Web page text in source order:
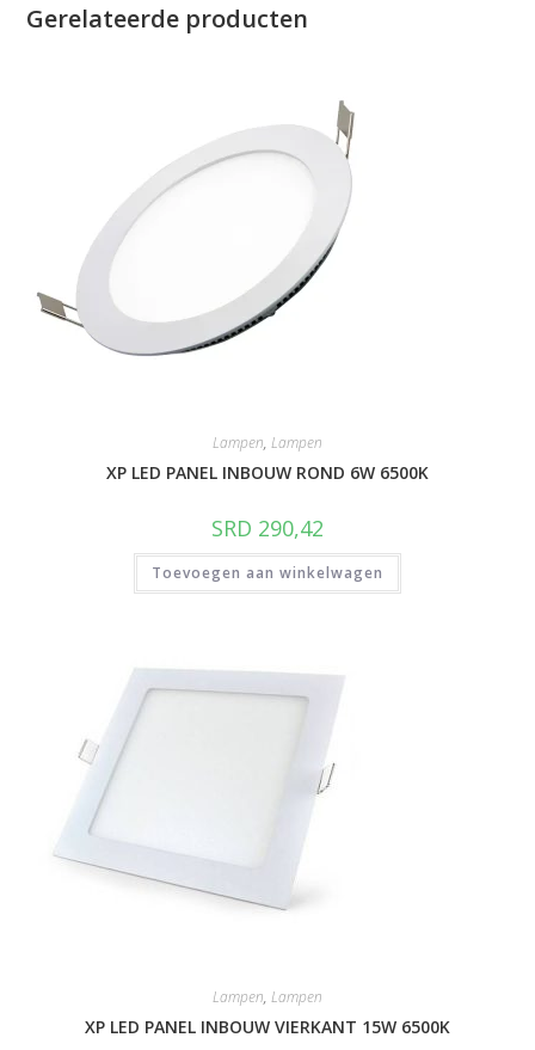
Gerelateerde producten
Lampen, Lampen
XP LED PANEL INBOUW ROND 6W 6500K
SRD 290,42
Toevoegen aan winkelwagen
Lampen, Lampen
XP LED PANEL INBOUW VIERKANT 15W 6500K